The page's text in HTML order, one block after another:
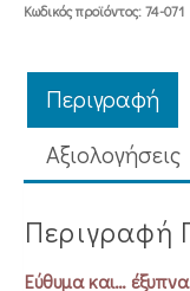
Κωδικός προϊόντος:74-071
Περιγραφή
Aξιολογήσεις
Περιγραφή
Εύθυμα και…